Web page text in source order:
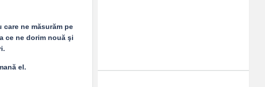
ne măsurăm pe
ce ne dorim nouă şi
el.